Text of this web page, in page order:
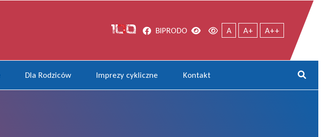
Facebook
BIPRODO Wersja kontrastowa
Wersja domyślna
A A+ A++
Dla Rodziców Imprezy cykliczne Kontakt